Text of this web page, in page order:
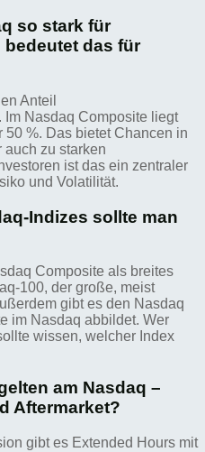
so stark für
das für
Anteil
Nasdaq Composite liegt
%. Das bietet Chancen in
auch zu starken
ist das ein zentraler
und Volatilität.
Indizes sollte man
Composite als breites
der große, meist
gibt es den Nasdaq
im Nasdaq abbildet. Wer
wissen, welcher Index
am Nasdaq –
Aftermarket?
gibt es Extended Hours mit